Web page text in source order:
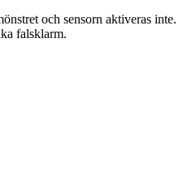
och sensorn aktiveras inte.
falsklarm.